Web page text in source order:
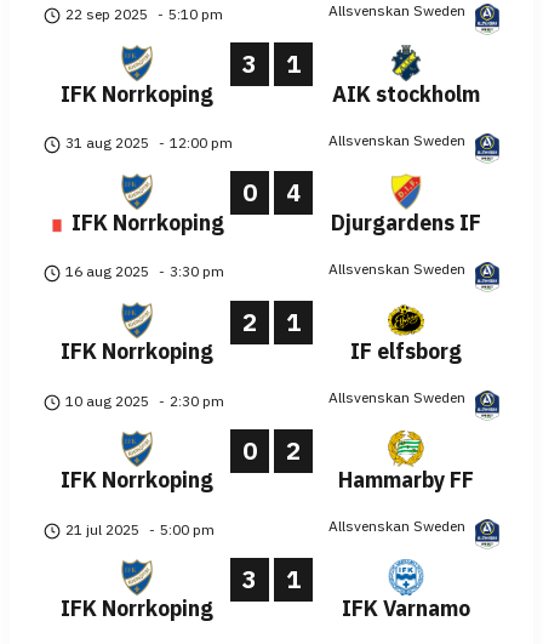
Allsvenskan Sweden
22 sep 2025 - 5:10 pm
IFK Norrkoping
3 1
AIK stockholm
Allsvenskan Sweden
31 aug 2025 - 12:00 pm
IFK Norrkoping
0 4
Djurgardens IF
Allsvenskan Sweden
16 aug 2025 - 3:30 pm
IFK Norrkoping
2 1
IF elfsborg
Allsvenskan Sweden
10 aug 2025 - 2:30 pm
IFK Norrkoping
0 2
Hammarby FF
Allsvenskan Sweden
21 jul 2025 - 5:00 pm
IFK Norrkoping
3 1
IFK Varnamo